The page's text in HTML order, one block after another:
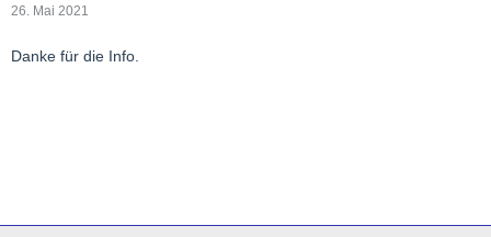
26. Mai 2021
Danke für die Info.